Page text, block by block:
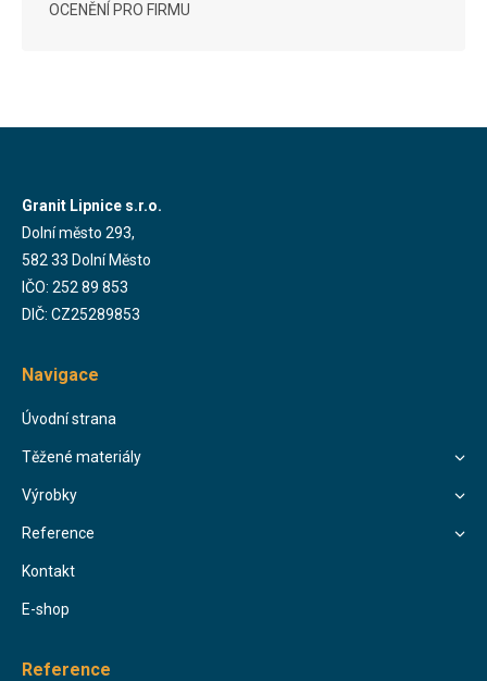
OCENĚNÍ PRO FIRMU
Granit Lipnice s.r.o.
Dolní město 293,
582 33 Dolní Město
IČO: 252 89 853
DIČ: CZ25289853
Navigace
Úvodní strana
Těžené materiály
Výrobky
Reference
Kontakt
E-shop
Reference